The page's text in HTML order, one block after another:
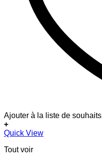
Ajouter à la liste de souhaits
+
Quick View
Tout voir